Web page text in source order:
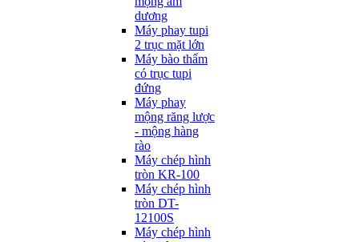
dương
Máy phay tupi
2 trục mặt lớn
Máy bào thẩm
có trục tupi
đứng
Máy phay
mộng răng lược
- mộng hàng
rào
Máy chép hình
tròn KR-100
Máy chép hình
tròn DT-
12100S
Máy chép hình